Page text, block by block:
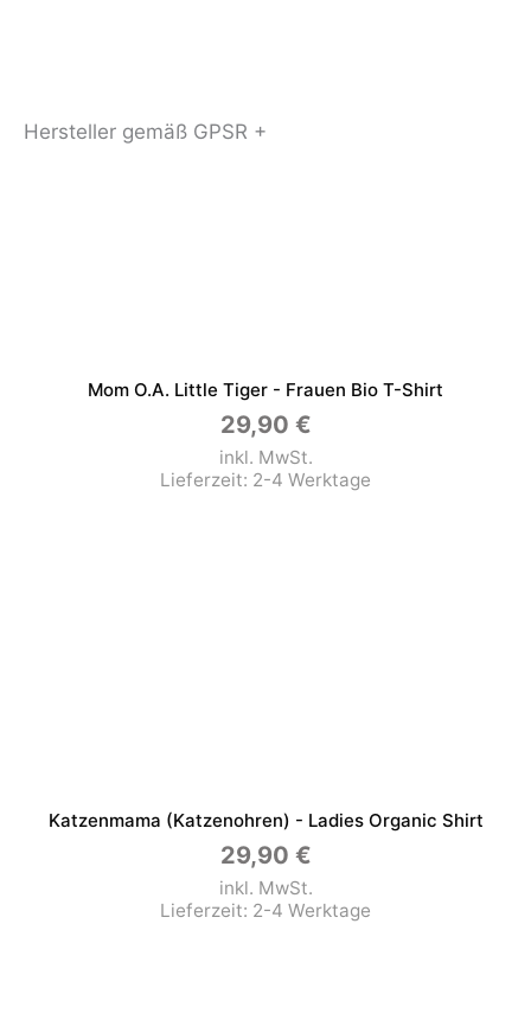
Hersteller gemäß GPSR +
Mom O.a. Little Tiger - Frauen Bio T-Shirt
29,90 €
inkl. MwSt.
Lieferzeit: 2-4 Werktage
Katzenmama (Katzenohren) - Ladies Organic Shirt
29,90 €
inkl. MwSt.
Lieferzeit: 2-4 Werktage